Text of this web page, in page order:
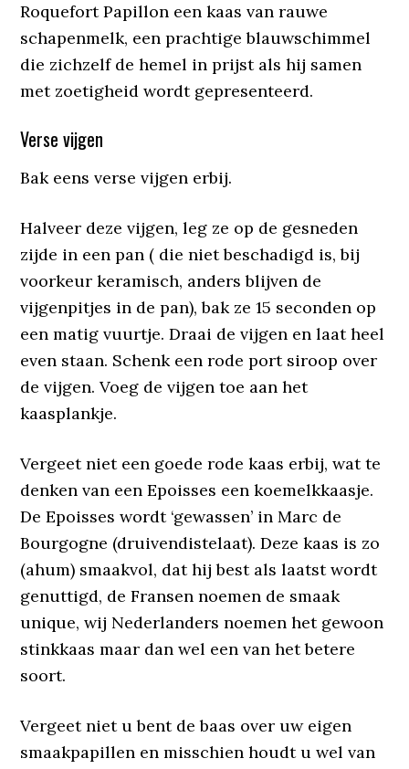
Roquefort Papillon een kaas van rauwe
schapenmelk, een prachtige blauwschimmel
die zichzelf de hemel in prijst als hij samen
met zoetigheid wordt gepresenteerd.
Verse vijgen
Bak eens verse vijgen erbij.
Halveer deze vijgen, leg ze op de gesneden
zijde in een pan ( die niet beschadigd is, bij
voorkeur keramisch, anders blijven de
vijgenpitjes in de pan), bak ze 15 seconden op
een matig vuurtje. Draai de vijgen en laat heel
even staan. Schenk een rode port siroop over
de vijgen. Voeg de vijgen toe aan het
kaasplankje.
Vergeet niet een goede rode kaas erbij, wat te
denken van een Epoisses een koemelkkaasje.
De Epoisses wordt ‘gewassen’ in Marc de
Bourgogne (druivendistelaat). Deze kaas is zo
(ahum) smaakvol, dat hij best als laatst wordt
genuttigd, de Fransen noemen de smaak
unique, wij Nederlanders noemen het gewoon
stinkkaas maar dan wel een van het betere
soort.
Vergeet niet u bent de baas over uw eigen
smaakpapillen en misschien houdt u wel van